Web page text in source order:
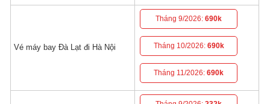
Vé máy bay Đà Lạt đi Hà Nội
Tháng 9/2026:690k
Tháng 10/2026: 690k
Tháng 11/2026:690k